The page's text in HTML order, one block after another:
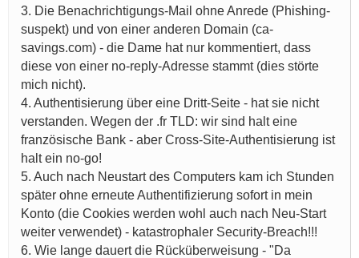
3. Die Benachrichtigungs-Mail ohne Anrede (Phishing-
suspekt) und von einer anderen Domain (ca-
savings.com) - die Dame hat nur kommentiert, dass
diese von einer no-reply-Adresse stammt (dies störte
mich nicht).
4. Authentisierung über eine Dritt-Seite - hat sie nicht
verstanden. Wegen der .fr TLD: wir sind halt eine
französische Bank - aber Cross-Site-Authentisierung ist
halt ein no-go!
5. Auch nach Neustart des Computers kam ich Stunden
später ohne erneute Authentifizierung sofort in mein
Konto (die Cookies werden wohl auch nach Neu-Start
weiter verwendet) - katastrophaler Security-Breach!!!
6. Wie lange dauert die Rücküberweisung - "Da